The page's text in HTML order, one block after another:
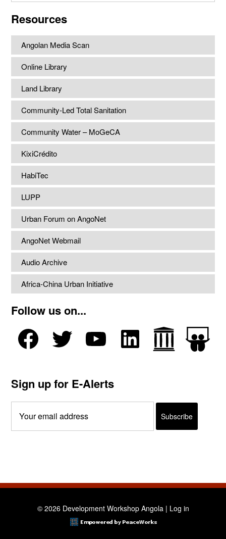
Resources
Angolan Media Scan
Online Library
Land Library
Community-Led Total Sanitation
Community Water – MoGeCA
KixiCrédito
HabiTec
LUPP
Urban Forum on AngoNet
AngoNet Webmail
Audio Archive
Africa-China Urban Initiative
Follow us on...
Sign up for E-Alerts
© 2026 Development Workshop Angola | Log in